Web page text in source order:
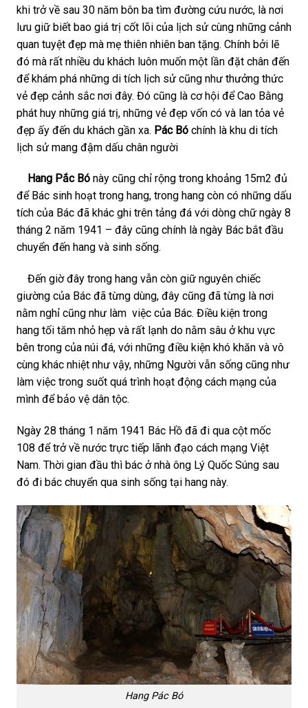
khi trở về sau 30 năm bôn ba tìm đường cứu nước, là nơi
lưu giữ biết bao giá trị cốt lõi của lịch sử cùng những cảnh
quan tuyệt đẹp mà mẹ thiên nhiên ban tặng. Chính bởi lẽ
đó mà rất nhiều du khách luôn muốn một lần đặt chân đến
để khám phá những di tích lịch sử cũng như thưởng thức
vẻ đẹp cảnh sắc nơi đây. Đó cũng là cơ hội để Cao Bằng
phát huy những giá trị, những vẻ đẹp vốn có và lan tỏa vẻ
đẹp ấy đến du khách gần xa. Pác Bó chính là khu di tích
lịch sử mang đậm dấu chân người
Hang Pắc Bó này cũng chỉ rộng trong khoảng 15m2 đủ
để Bác sinh hoạt trong hang, trong hang còn có những dấu
tích của Bác đã khác ghi trên tảng đá với dòng chữ ngày 8
tháng 2 năm 1941 – đây cũng chính là ngày Bác bắt đầu
chuyển đến hang và sinh sống.
Đến giờ đây trong hang vẫn còn giữ nguyên chiếc
giường của Bác đã từng dùng, đây cũng đã từng là nơi
nằm nghỉ cũng như làm việc của Bác. Điều kiện trong
hang tối tăm nhỏ hẹp và rất lạnh do nằm sâu ở khu vực
bên trong của núi đá, với những điều kiện khó khăn và vô
cùng khác nhiệt như vậy, những Người vẫn sống cũng như
làm việc trong suốt quá trình hoạt động cách mạng của
mình để bảo vệ dân tộc.
Ngày 28 tháng 1 năm 1941 Bác Hồ đã đi qua cột mốc
108 để trở về nước trực tiếp lãnh đạo cách mạng Việt
Nam. Thời gian đầu thì bác ở nhà ông Lý Quốc Súng sau
đó đi bác chuyển qua sinh sống tại hang này.
Hang Pác Bó